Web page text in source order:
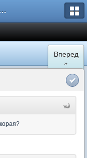
Новостройки
Вперед
»